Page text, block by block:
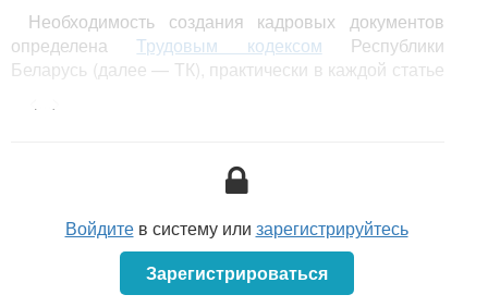
Необходимость создания кадровых документов
определенаТрудовым кодексом Республики
Беларусь (далее — ТК), практически в каждой статье
выполняется на основании приказа (распоряжения)
документооборота регулируется:
Республики Беларусь от 10.11.2008
№ 455-З «Об информации, информатизации
и защите информации»;
Республики Беларусь от 28.12.2009
Войдитев систему или зарегистрируйтесь
Зарегистрироваться